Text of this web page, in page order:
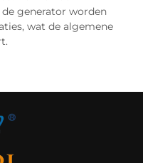
generator worden
wat de algemene